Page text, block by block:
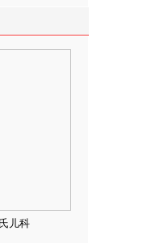
儿科